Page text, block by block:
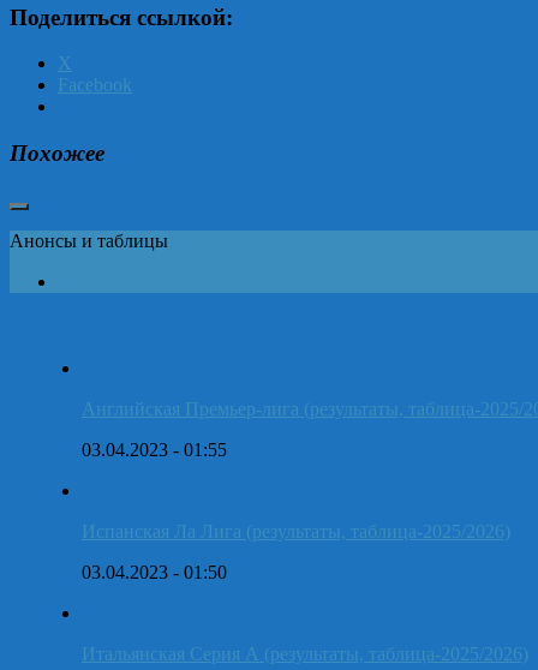
Поделиться ссылкой:
X
Facebook
Похожее
Анонсы и таблицы
Английская Премьер-лига (результаты, таблица-2025/
03.04.2023 - 01:55
Испанская Ла Лига (результаты, таблица-2025/2026)
03.04.2023 - 01:50
Итальянская Серия А (результаты, таблица-2025/2026)